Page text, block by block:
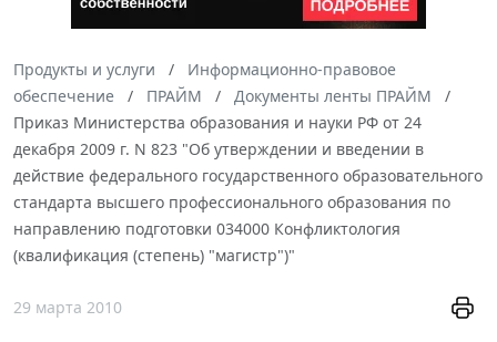
Продукты и услуги
Информационно-правовое
обеспечение
ПРАЙМ
Документы ленты ПРАЙМ
Приказ Министерства образования и науки РФ от 24
декабря 2009 г. N 823 "Об утверждении и введении в
действие федерального государственного образовательного
стандарта высшего профессионального образования по
направлению подготовки 034000 Конфликтология
(квалификация (степень) "магистр")"
29 марта 2010